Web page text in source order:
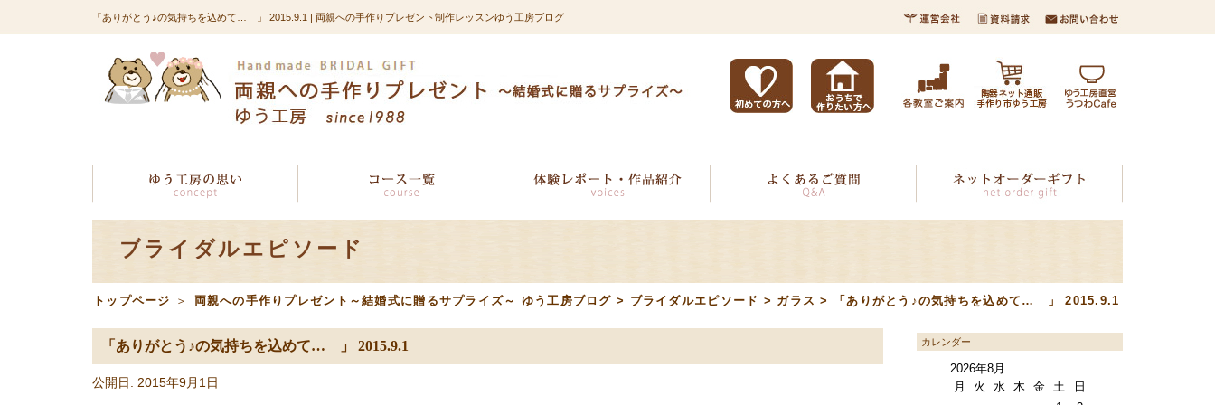
「ありがとう♪の気持ちを込めて… 」 2015.9.1 | 両親への手作りプレゼント制作レッスンゆう工房ブログ
ブライダルエピソード
トップページ ＞ 両親への手作りプレゼント～結婚式に贈るサプライズ～ ゆう工房ブログ > ブライダルエピソード > ガラス > 「ありがとう♪の気持ちを込めて… 」 2015.9.1
「ありがとう♪の気持ちを込めて… 」 2015.9.1
公開日: 2015年9月1日
カレンダー
2026年8月
月
火 水 木 金 土
日